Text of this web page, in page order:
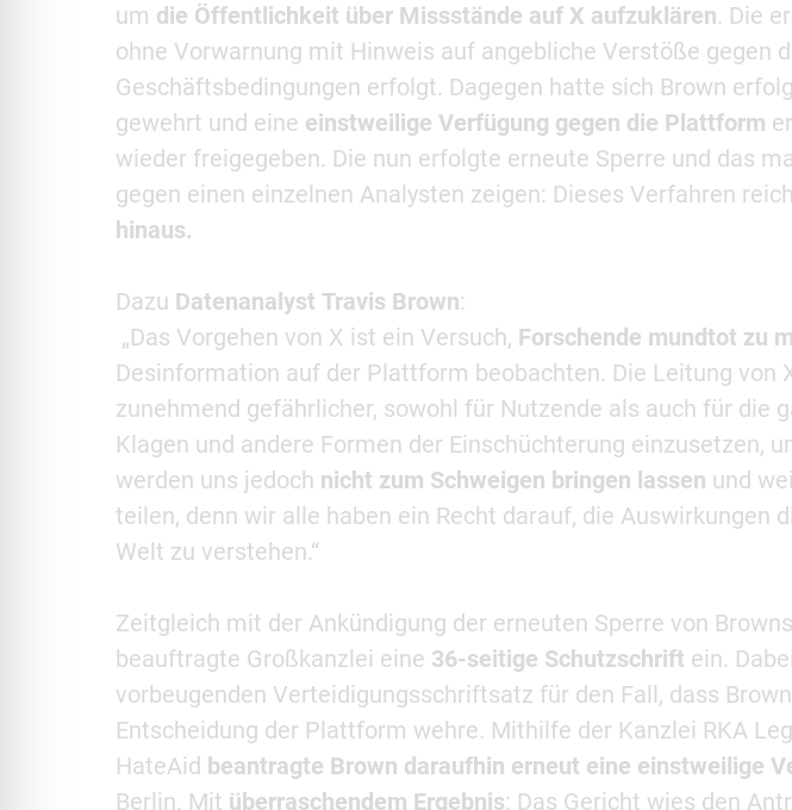
um die Öffentlichkeit über Missstände auf X aufzuklären. Die
ohne Vorwarnung mit Hinweis auf angebliche Verstöße gegen
Geschäftsbedingungen erfolgt. Dagegen hatte sich Brown
gewehrt und eine einstweilige Verfügung gegen die Plattform
wieder freigegeben. Die nun erfolgte erneute Sperre und das
gegen einen einzelnen Analysten zeigen: Dieses Verfahren
hinaus.
Dazu Datenanalyst Travis Brown:
„Das Vorgehen von X ist ein Versuch, Forschende mundtot zu
Desinformation auf der Plattform beobachten. Die Leitung von
zunehmend gefährlicher, sowohl für Nutzende als auch für die
Klagen und andere Formen der Einschüchterung einzusetzen,
werden uns jedoch nicht zum Schweigen bringen lassen und
teilen, denn wir alle haben ein Recht darauf, die Auswirkungen
Welt zu verstehen.“
Zeitgleich mit der Ankündigung der erneuten Sperre von
beauftragte Großkanzlei eine 36-seitige Schutzschrift ein.
vorbeugenden Verteidigungsschriftsatz für den Fall, dass
Entscheidung der Plattform wehre. Mithilfe der Kanzlei RKA
HateAid beantragte Brown daraufhin erneut eine einstweilige
Berlin. Mit überraschendem Ergebnis: Das Gericht wies den